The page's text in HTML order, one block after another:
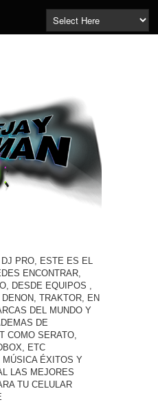
PRO, ESTE ES EL
ENCONTRAR,
DESDE EQUIPOS ,
TRAKTOR, EN
DEL MUNDO Y
DE
COMO SERATO,
ETC
MÚSICA ÉXITOS Y
LAS MEJORES
TU CELULAR